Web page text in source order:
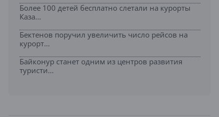
Более 100 детей бесплатно слетали на курорты
Каза...
Бектенов поручил увеличить число рейсов на
курорт...
Байконур станет одним из центров развития
туристи...